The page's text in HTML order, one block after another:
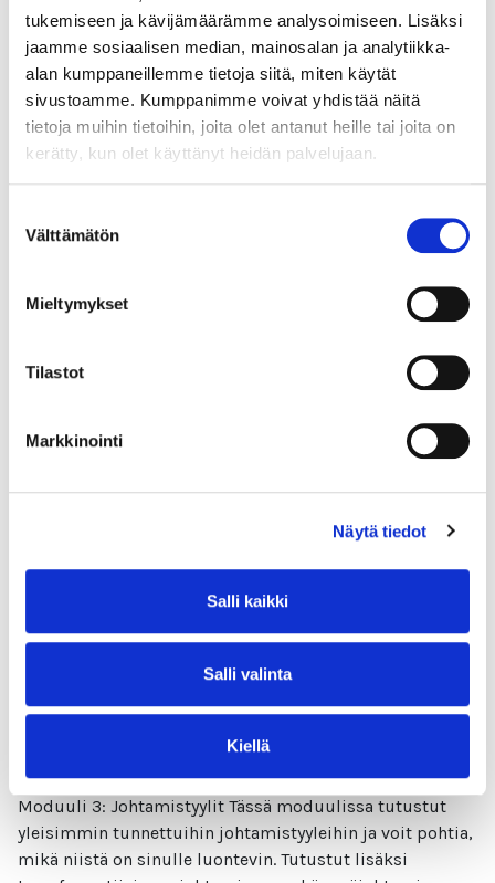
tukemiseen ja kävijämäärämme analysoimiseen. Lisäksi
jaamme sosiaalisen median, mainosalan ja analytiikka-
alan kumppaneillemme tietoja siitä, miten käytät
sivustoamme. Kumppanimme voivat yhdistää näitä
tietoja muihin tietoihin, joita olet antanut heille tai joita on
kerätty, kun olet käyttänyt heidän palvelujaan.
valinta
Välttämätön
Mieltymykset
Tilastot
Markkinointi
Näytä tiedot
Salli kaikki
Salli valinta
Kiellä
mitoittaminen ja työn organisointi
Moduuli 5: Henkilöstöresurssien mitoittaminen ja työn
organisointi Esihenkilön tärkeä tehtävä on resursoida ja
organisoida työtä niin, että tekijöitä on sopivasti. Tässä
Lue lisää
Moduuli 4: Työsuhteen vaiheet ja
Moduuli 4: Työsuhteen vaiheet ja esihenkilön rooli Tässä
moduulissa käsittelemme esihenkilön roolia työsuhteen
organisaatioon? Miten rekrytoinnilla voi edistää
organisaation monimuotoisuutta?
Moduuli 3: Johtamistyylit
Moduuli 3: Johtamistyylit Tässä moduulissa tutustut
yleisimmin tunnettuihin johtamistyyleihin ja voit pohtia,
mikä niistä on sinulle luontevin. Tutustut lisäksi